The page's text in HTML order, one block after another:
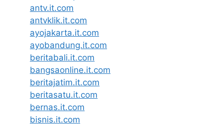
antv.it.com
antvklik.it.com
ayojakarta.it.com
ayobandung.it.com
beritabali.it.com
bangsaonline.it.com
beritajatim.it.com
beritasatu.it.com
bernas.it.com
bisnis.it.com